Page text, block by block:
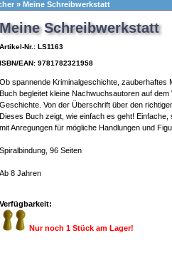
» Meine Schreibwerkstatt
Meine Schreibwerkstatt
Artikel-Nr.: LS1163
ISBN/EAN: 9781782321958
Ob spannende Kriminalgeschichte,
Buch begleitet kleine Nachwuchsautoren auf
Geschichte. Von der Überschrift über den
Dieses Buch zeigt, wie einfach es geht!
mit Anregungen für mögliche Handlungen und
Spiralbindung, 96 Seiten
Ab 8 Jahren
Verfügbarkeit:
Nur noch 1 Stück am Lager!